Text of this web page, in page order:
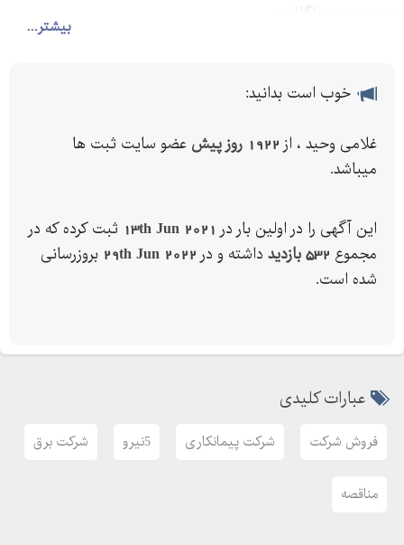
بیشتر...
موجود جهت واگذاری
خوب است بدانید:
غلامی وحید ، از 1922 روز پیش
عضو سایت ثبت ها
میباشد.
این آگهی را در اولین بار در 13th Jun 2021 ثبت کرده که در
مجموع 532 بازدید داشته و در 29th Jun 2022 بروزرسانی
شده است.
عبارات کلیدی
فروش شرکت شرکت پیمانکاری 5نیرو شرکت برق
مناقصه